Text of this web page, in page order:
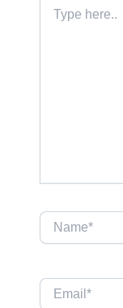
here..
Name*
Email*